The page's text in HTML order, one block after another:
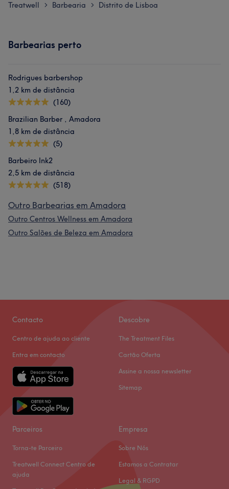
Treatwell > Barbearia > Distrito de Lisboa
Barbearias perto
Rodrigues barbershop
1,2 km de distância
(160)
Brazilian Barber , Amadora
1,8 km de distância
(5)
Barbeiro Ink2
2,5 km de distância
(518)
Outro Barbearias em Amadora
Outro Centros Wellness em Amadora
Outro Salões de Beleza em Amadora
Contacto
Centro de ajuda ao cliente
Entra em contacto
Descobre
The Treatment Files
Cartão Oferta
Assine a nossa newsletter
Sitemap
Parceiros
Torna-te Parceiro
Treatwell Connect Centro de
ajuda
Empresa
Sobre Nós
Estamos a Contratar
Legal & RGPD